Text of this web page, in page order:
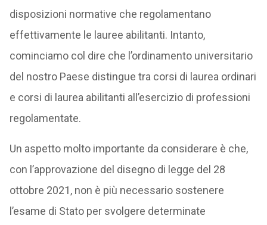
disposizioni normative che regolamentano
effettivamente le lauree abilitanti. Intanto,
cominciamo col dire che l’ordinamento universitario
del nostro Paese distingue tra corsi di laurea ordinari
e corsi di laurea abilitanti all’esercizio di professioni
regolamentate.
Un aspetto molto importante da considerare è che,
con l’approvazione del disegno di legge del 28
ottobre 2021, non è più necessario sostenere
l’esame di Stato per svolgere determinate